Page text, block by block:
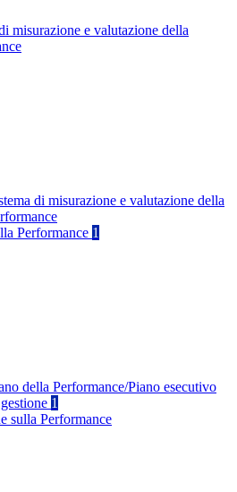
misurazione e valutazione della
di misurazione e valutazione della
Performance 1
della Performance/Piano esecutivo
1
sulla Performance